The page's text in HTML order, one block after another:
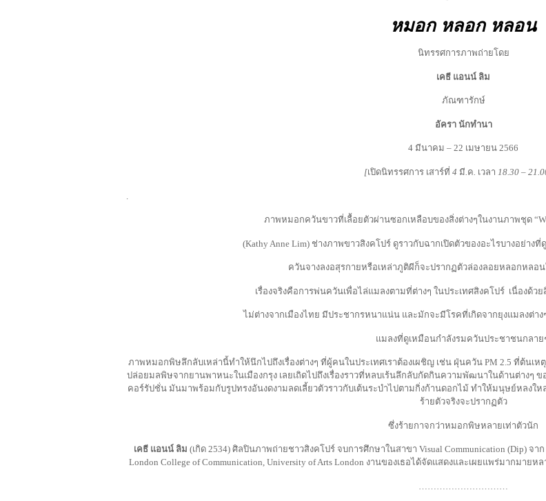
หมอก หลอก หลอน
นิทรรศการภาพถ่ายโดย
เคธี แอนน์ ลิม
ภัณฑารักษ์
อัครา นักทำนา
4 มีนาคม – 22 เมษายน 2566
[เปิดนิทรรศการ เสาร์ที่ 4 มี.ค. เวลา 18.30 –
ภาพหมอกควันขาวที่เลื้อยตัวผ่านซอกเหลือบของสิ่งต่างๆในงานภาพชุด
(Kathy Anne Lim) ช่างภาพขาวสิงคโปร์ ดูราวกับฉากเปิดตัวของอะไรบางอย่าง
ควันจางลงอสุรกายหรือเหล่าภูติผีก็จะปรากฏตัวล่องลอยหลอกหล
เรื่องจริงคือการพ่นควันเพื่อไล่แมลงตามที่ต่างๆ ในประเทศสิงคโปร์ เนื่องด้ว
ไม่ต่างจากเมืองไทย มีประชากรหนาแน่น และมักจะมีโรคที่เกิดจากยุงแมลงต่า
แมลงที่ดูเหมือนกำลังรมควันประชาชนกลาย
ภาพหมอกพิษลึกลับเหล่านี้ทำให้นึกไปถึงเรื่องต่างๆ ที่ผู้คนในประเทศเราต้องเผชิญ เช่น ฝุ่นควัน PM 2.5 ที่ต้นเห
ปล่อยมลพิษจากยานพาหนะในเมืองกรุง เลยเถิดไปถึงเรื่องราวที่หลบเร้นลึกลับกัดกินความพัฒนาในด้านต่างๆ ข
คอร์รัปชั่น มันมาพร้อมกับรูปทรงอันงดงามลดเลี้ยวตัวราวกับเต้นระบำไปตามกิ่งก้านดอกไม้ ทำให้มนุษย์หลงใ
ร้ายตัวจริงจะปรากฏตัว
ซึ่งร้ายกาจกว่าหมอกพิษหลายเท่าตัวนัก
เคธี แอนน์ ลิม (เกิด 2534) ศิลปินภาพถ่ายชาวสิงคโปร์ จบการศึกษาในสาขา Visual Communication (Dip) จาก
London College of Communication, University of Arts London งานของเธอได้จัดแสดงและเผยแพร่มากมา
…………………………